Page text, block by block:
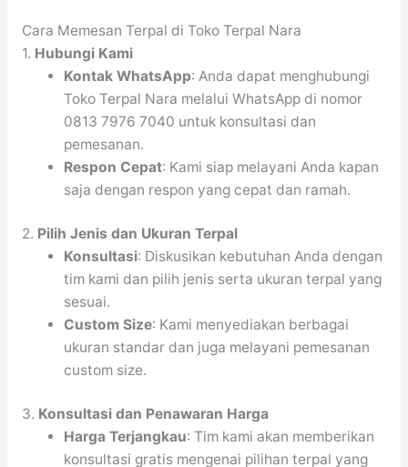
Cara Memesan Terpal di Toko Terpal Nara
1. Hubungi Kami
Kontak WhatsApp: Anda dapat menghubungi
Toko Terpal Nara melalui WhatsApp di nomor
0813 7976 7040 untuk konsultasi dan
pemesanan.
Respon Cepat: Kami siap melayani Anda kapan
saja dengan respon yang cepat dan ramah.
2. Pilih Jenis dan Ukuran Terpal
Konsultasi: Diskusikan kebutuhan Anda dengan
tim kami dan pilih jenis serta ukuran terpal yang
sesuai.
Custom Size: Kami menyediakan berbagai
ukuran standar dan juga melayani pemesanan
custom size.
3. Konsultasi dan Penawaran Harga
Harga Terjangkau: Tim kami akan memberikan
konsultasi gratis mengenai pilihan terpal yang